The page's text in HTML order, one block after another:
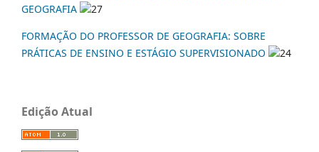
GEOGRAFIA
27
FORMAÇÃO DO PROFESSOR DE GEOGRAFIA: SOBRE
PRÁTICAS DE ENSINO E ESTÁGIO SUPERVISIONADO
24
Edição Atual